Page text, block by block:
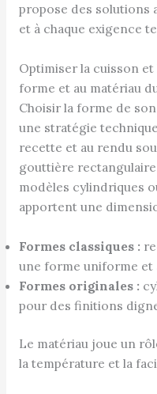
propose des solutions
et à chaque exigence
Optimiser la cuisson
forme et au matériau
Choisir la forme de
une stratégie
recette et au rendu
gouttière
modèles cylindriques
apportent une
Formes classiques :
une forme uniforme et
Formes originales :
pour des finitions
Le matériau joue un
la température et la